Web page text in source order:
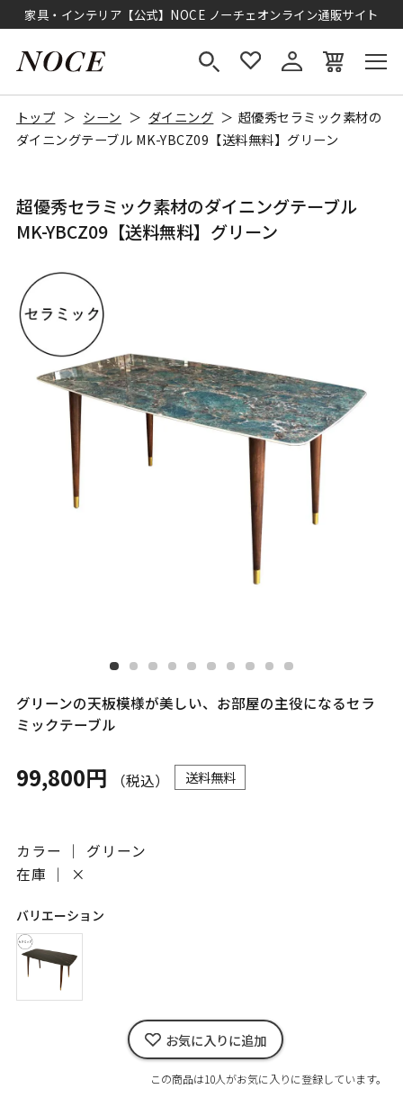
家具・インテリア【公式】NOCE ノーチェオンライン通販サイト
トップ シーン ダイニング
超優秀セラミック素材の
ダイニングテーブル MK-YBCZ09【送料無料】グリーン
超優秀セラミック素材のダイニングテーブル
MK-YBCZ09【送料無料】グリーン
グリーンの天板模様が美しい、お部屋の主役になるセラ
ミックテーブル
99,800円 （税込） 送料無料
カラー ｜ グリーン
在庫 ｜
×
バリエーション
お気に入りに追加
この商品は10人がお気に入りに登録しています。